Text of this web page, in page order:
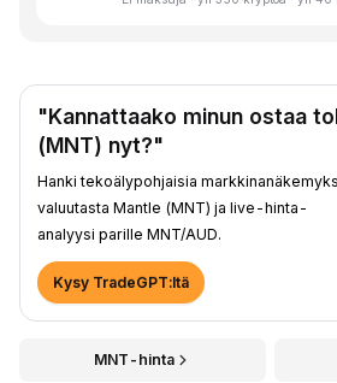
"Kannattaako minun ostaa
(MNT) nyt?"
Hanki tekoälypohjaisia
valuutasta Mantle (MNT) ja live-hinta-
analyysi parille MNT/AUD.
Kysy TradeGPT:ltä
MNT-hinta